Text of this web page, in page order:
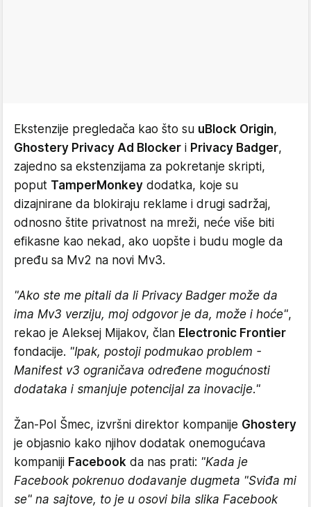
Ekstenzije pregledača kao što su uBlock Origin,
Ghostery Privacy Ad Blocker i Privacy Badger,
zajedno sa ekstenzijama za pokretanje skripti,
poput TamperMonkey dodatka, koje su
dizajnirane da blokiraju reklame i drugi sadržaj,
odnosno štite privatnost na mreži, neće više biti
efikasne kao nekad, ako uopšte i budu mogle da
pređu sa Mv2 na novi Mv3.
"Ako ste me pitali da li Privacy Badger može da
ima Mv3 verziju, moj odgovor je da, može i hoće",
rekao je Aleksej Mijakov, član Electronic Frontier
fondacije. "Ipak, postoji podmukao problem -
Manifest v3 ograničava određene mogućnosti
dodataka i smanjuje potencijal za inovacije."
Žan-Pol Šmec, izvršni direktor kompanije Ghostery
je objasnio kako njihov dodatak onemogućava
kompaniji Facebook da nas prati: "Kada je
Facebook pokrenuo dodavanje dugmeta "Sviđa mi
se" na sajtove, to je u osovi bila slika Facebook